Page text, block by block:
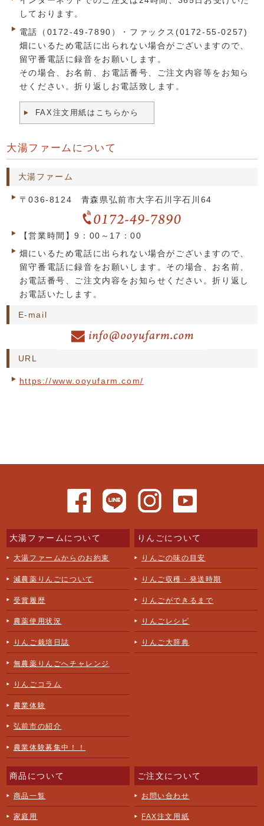
しております。
電話（0172-49-7890）・ファックス(0172-55-0257)
畑にいるため電話に出られない場合がございますので、
留守番電話に録音をお願いします。
その場合、お名前、お電話番号、ご注文内容等をお知ら
せください。折り返しお電話致します。
FAX注文用紙はこちらから
大湯ファームについて
大湯ファーム
〒036-8124 青森県弘前市大字石川字石川64
【営業時間】9：00～17：00
畑にいるため電話に出られない場合がございますので、
留守番電話に録音をお願いします。その場合、お名前、
お電話番号、ご注文内容をお知らせください。折り返し
お電話いたします。
E-mail
URL
https://www.ooyufarm.com/
大湯ファームについて
大湯ファームからのお約束
減農薬りんごについて
受賞履歴
農薬使用状況
りんご栽培日誌
無農薬りんごへチャレンジ
りんごコラム
農業体験
弘前市の紹介
農業体験募集中！！
りんごについて
りんごの味の目安
りんご収穫・発送時期
りんごができるまで
りんごレシピ
りんご大辞典
商品について
商品一覧
家庭用
ご注文について
お問い合わせ
FAX注文用紙